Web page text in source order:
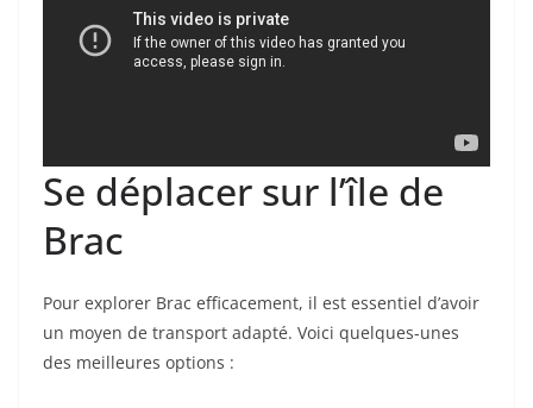
Se déplacer sur l’île de
Brac
Pour explorer Brac efficacement, il est essentiel d’avoir
un moyen de transport adapté. Voici quelques-unes
des meilleures options :